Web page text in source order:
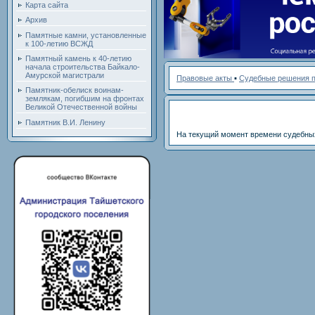
Карта сайта
Архив
Памятные камни, установленные
к 100-летию ВСЖД
Памятный камень к 40-летию
начала строительства Байкало-
Амурской магистрали
Памятник-обелиск воинам-
землякам, погибшим на фронтах
Великой Отечественной войны
Памятник В.И. Ленину
Правовые акты ▪ Судебные решения
На текущий момент времени